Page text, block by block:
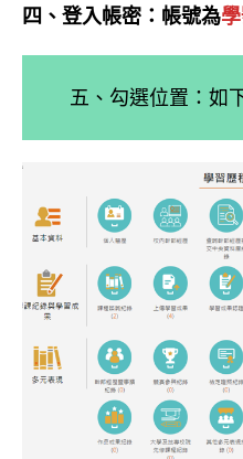
四、登入帳密：帳號為
五、勾選位置：如